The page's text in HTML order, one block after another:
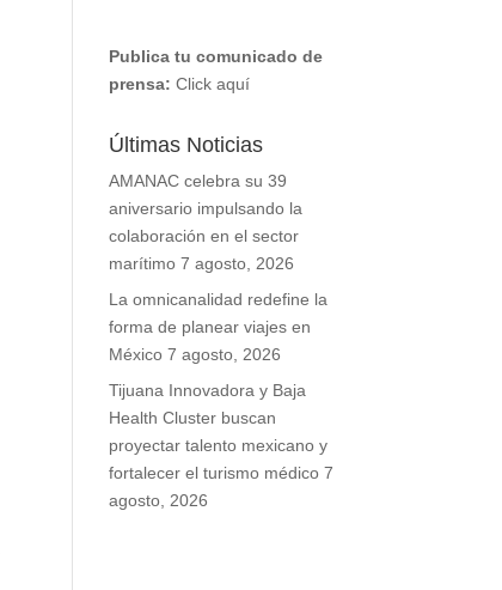
Publica tu comunicado de
prensa: Click aquí
Últimas Noticias
AMANAC celebra su 39
aniversario impulsando la
colaboración en el sector
marítimo 7 agosto, 2026
La omnicanalidad redefine la
forma de planear viajes en
México 7 agosto, 2026
Tijuana Innovadora y Baja
Health Cluster buscan
proyectar talento mexicano y
fortalecer el turismo médico 7
agosto, 2026